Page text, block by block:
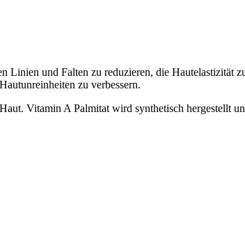
Linien und Falten zu reduzieren, die Hautelastizität
zu verbessern.
Vitamin A Palmitat wird synthetisch hergestellt